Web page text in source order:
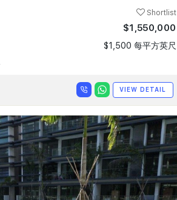
Shortlist
$1,550,000
$1,500 每平方英尺
VIEW DETAIL